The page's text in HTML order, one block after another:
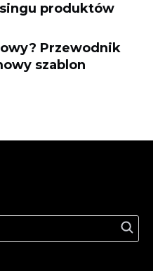
produktów
Przewodnik
szablon